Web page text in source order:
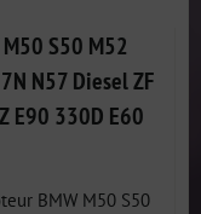
S50 M52
N57 Diesel ZF
E90 330D E60
BMW M50 S50